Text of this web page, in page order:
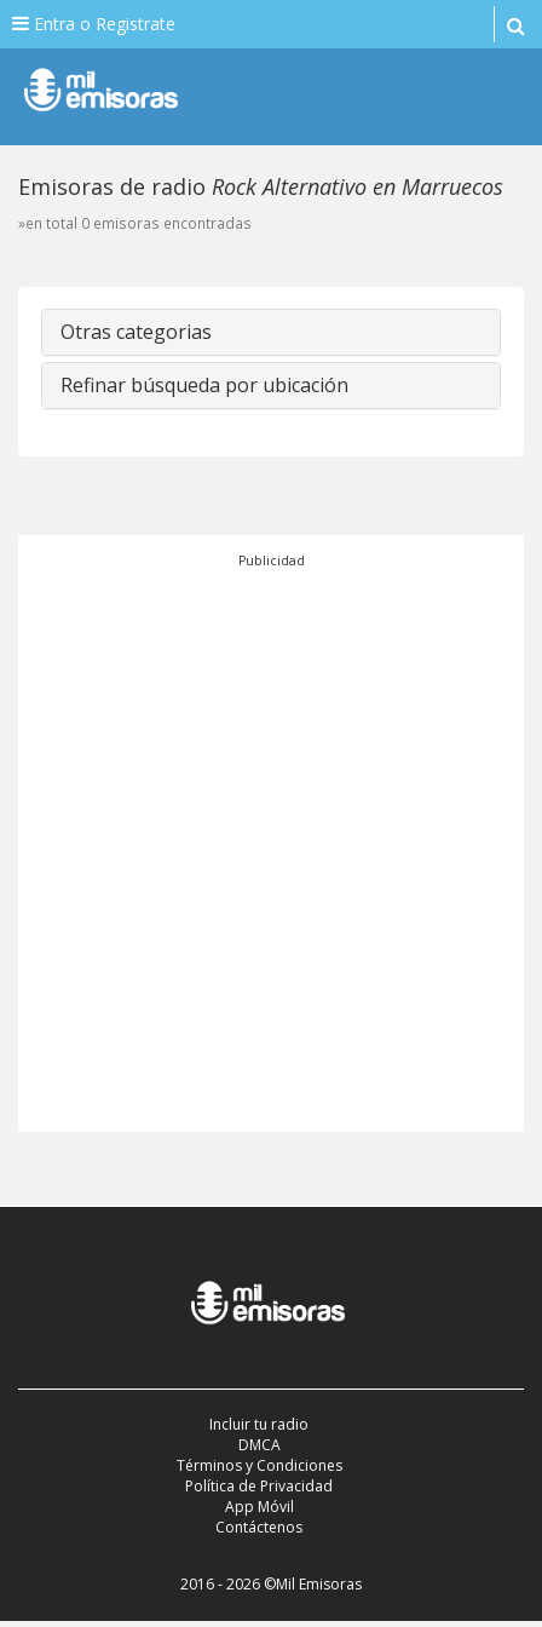
Entra o Registrate
Emisoras de radio Rock Alternativo en Marruecos
»en total 0 emisoras encontradas
Otras categorias
Refinar búsqueda por ubicación
Publicidad
Incluir tu radio
DMCA
Términos y Condiciones
Política de Privacidad
App Móvil
Contáctenos
2016 - 2026 ©Mil Emisoras